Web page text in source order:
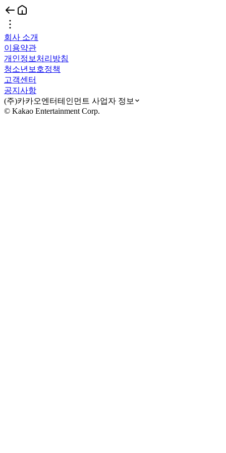
회사 소개
이용약관
개인정보처리방침
청소년보호정책
고객센터
공지사항
(주)카카오엔터테인먼트 사업자 정보
© Kakao Entertainment Corp.